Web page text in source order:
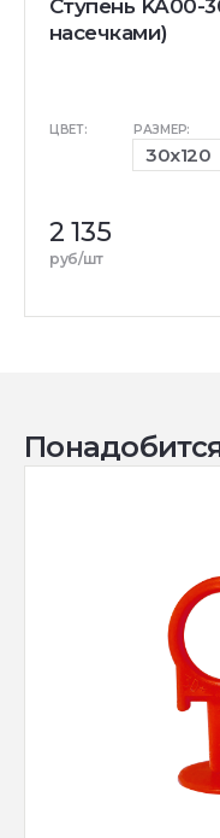
Ступень KA00-
насечками)
ЦВЕТ: РАЗМЕР:
30x120
2 135
руб/шт